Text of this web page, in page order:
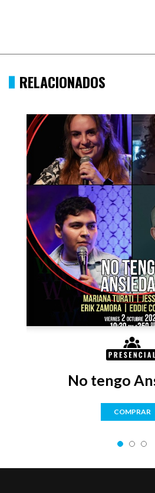
RELACIONADOS
No tengo
COMPRAR